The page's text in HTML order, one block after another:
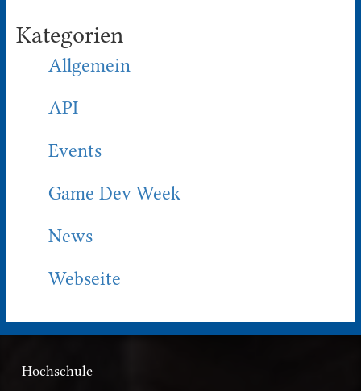
Kategorien
Allgemein
API
Events
Game Dev Week
News
Webseite
Hochschule